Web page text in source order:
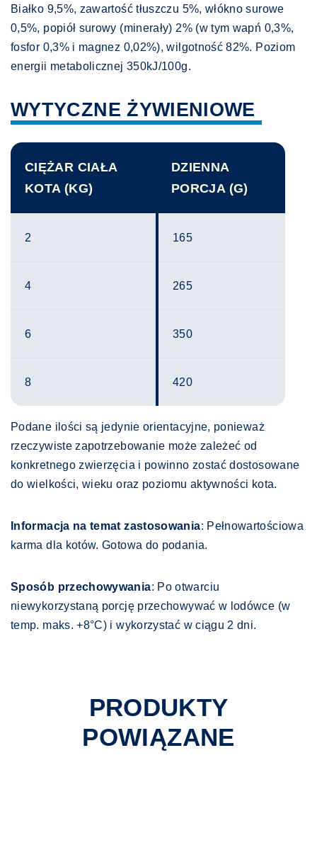
Białko 9,5%, zawartość tłuszczu 5%, włókno surowe
0,5%, popiół surowy (minerały) 2% (w tym wapń 0,3%,
fosfor 0,3% i magnez 0,02%), wilgotność 82%. Poziom
energii metabolicznej 350kJ/100g.
WYTYCZNE ŻYWIENIOWE
CIĘŻAR CIAŁA
KOTA (KG)
DZIENNA
PORCJA (G)
2 165
4 265
6 350
8 420
Podane ilości są jedynie orientacyjne, ponieważ
rzeczywiste zapotrzebowanie może zależeć od
konkretnego zwierzęcia i powinno zostać dostosowane
do wielkości, wieku oraz poziomu aktywności kota.
Informacja na temat zastosowania: Pełnowartościowa
karma dla kotów. Gotowa do podania.
Sposób przechowywania: Po otwarciu
niewykorzystaną porcję przechowywać w lodówce (w
temp. maks. +8°C) i wykorzystać w ciągu 2 dni.
PRODUKTY
POWIĄZANE